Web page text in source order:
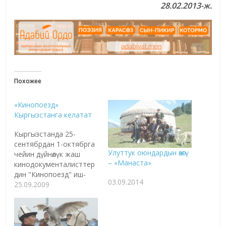
28.02.2013-ж.
Похожее
«Кинопоезд»
Кыргызстанга келатат
Кыргызстанда 25-
сентябрдан 1-октябрга
чейин дүйнөлүк жаш
кинодокументалисттер
дин "Кинопоезд" иш-
чарасы өтөт. Бишкекте
"Кинопоезд" иш
чарасына КМШ
25.09.2009
Улуттук оюндардын өзөгү
– «Манаста»
03.09.2014